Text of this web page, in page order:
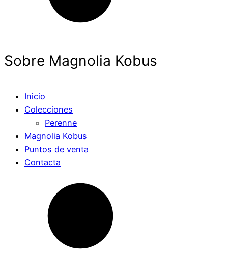
Sobre Magnolia Kobus
Inicio
Colecciones
Perenne
Magnolia Kobus
Puntos de venta
Contacta